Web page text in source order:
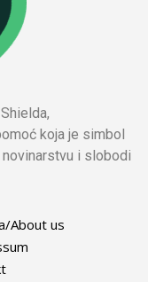
koja je simbol
i slobodi
About us